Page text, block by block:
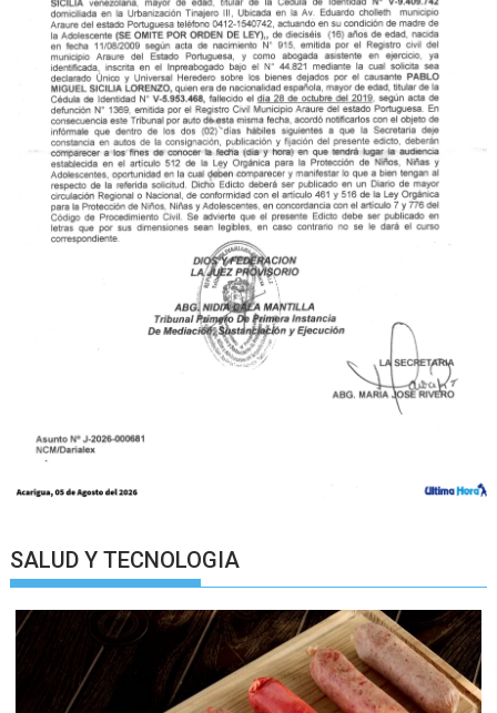
SALUD Y TECNOLOGIA